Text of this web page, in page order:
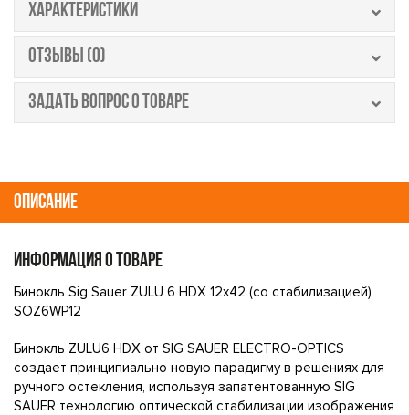
ХАРАКТЕРИСТИКИ
ОТЗЫВЫ (0)
ЗАДАТЬ ВОПРОС О ТОВАРЕ
ОПИСАНИЕ
ИНФОРМАЦИЯ О ТОВАРЕ
Бинокль Sig Sauer ZULU 6 HDX 12x42 (со стабилизацией)
SOZ6WP12
Бинокль ZULU6 HDX от SIG SAUER ELECTRO-OPTICS
создает принципиально новую парадигму в решениях для
ручного остекления, используя запатентованную SIG
SAUER технологию оптической стабилизации изображения